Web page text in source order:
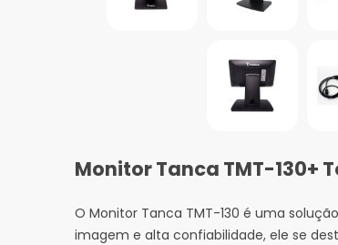
Monitor Tanca TMT-130+
O Monitor Tanca TMT-130 é uma
imagem e alta confiabilidade, ele se